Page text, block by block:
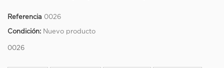
Referencia 0026
Condición: Nuevo producto
0026